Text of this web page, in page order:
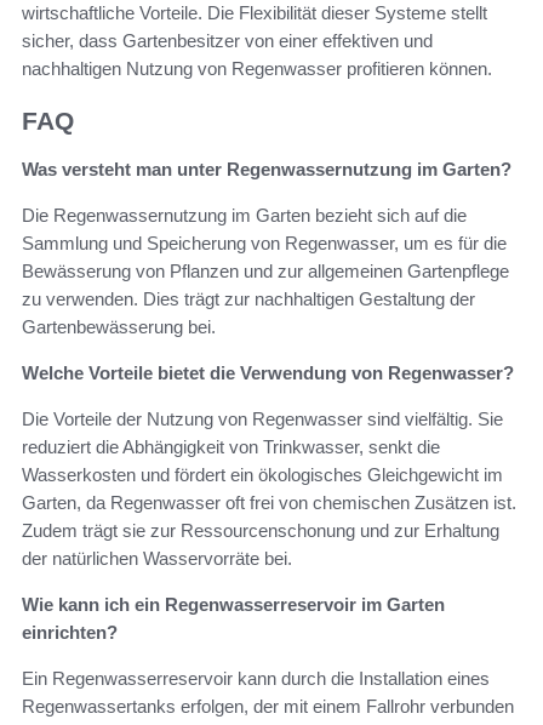
wirtschaftliche Vorteile. Die Flexibilität dieser Systeme stellt
sicher, dass Gartenbesitzer von einer effektiven und
nachhaltigen Nutzung von Regenwasser profitieren können.
FAQ
Was versteht man unter Regenwassernutzung im Garten?
Die Regenwassernutzung im Garten bezieht sich auf die
Sammlung und Speicherung von Regenwasser, um es für die
Bewässerung von Pflanzen und zur allgemeinen Gartenpflege
zu verwenden. Dies trägt zur nachhaltigen Gestaltung der
Gartenbewässerung bei.
Welche Vorteile bietet die Verwendung von Regenwasser?
Die Vorteile der Nutzung von Regenwasser sind vielfältig. Sie
reduziert die Abhängigkeit von Trinkwasser, senkt die
Wasserkosten und fördert ein ökologisches Gleichgewicht im
Garten, da Regenwasser oft frei von chemischen Zusätzen ist.
Zudem trägt sie zur Ressourcenschonung und zur Erhaltung
der natürlichen Wasservorräte bei.
Wie kann ich ein Regenwasserreservoir im Garten
einrichten?
Ein Regenwasserreservoir kann durch die Installation eines
Regenwassertanks erfolgen, der mit einem Fallrohr verbunden